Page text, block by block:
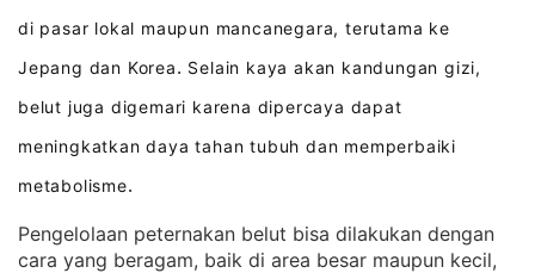
di pasar lokal maupun mancanegara, terutama ke
Jepang dan Korea. Selain kaya akan kandungan gizi,
belut juga digemari karena dipercaya dapat
meningkatkan daya tahan tubuh dan memperbaiki
metabolisme.
Pengelolaan peternakan belut bisa dilakukan dengan
cara yang beragam, baik di area besar maupun kecil,